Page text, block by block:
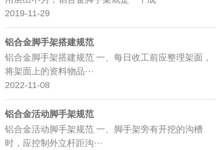
2019-11-29
铝合金脚手架搭建规范
铝合金脚手架搭建规范 一、每日收工前应整理架面，
将架面上的资料物品···
2022-11-08
铝合金活动脚手架规范
铝合金活动脚手架规范 一、脚手架旁有开挖的沟槽
时，应控制外立杆距沟···